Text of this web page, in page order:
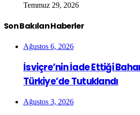
Temmuz 29, 2026
Son Bakılan Haberler
Ağustos 6, 2026
İsviçre’nin İade Ettiği
Türkiye’de Tutuklandı
Ağustos 3, 2026